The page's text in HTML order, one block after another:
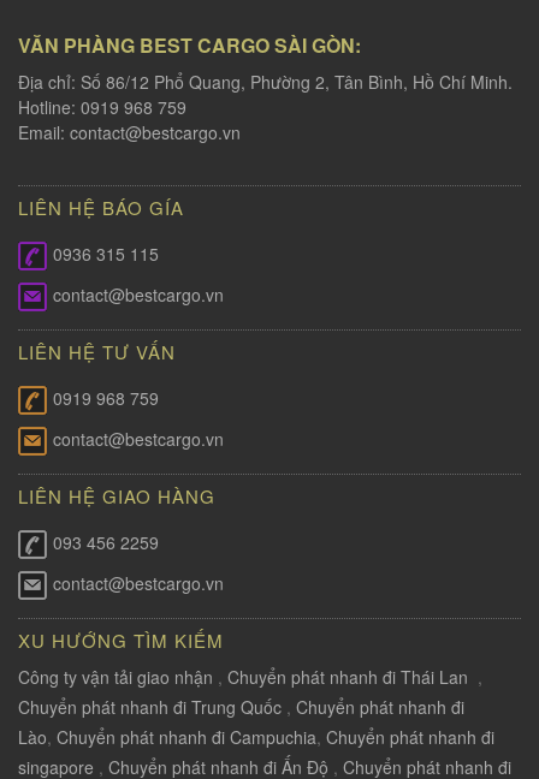
VĂN PHÀNG BEST CARGO SÀI GÒN:
Địa chỉ: Số 86/12 Phổ Quang, Phường 2, Tân Bình, Hồ Chí Minh.
Hotline: 0919 968 759
Email: contact@bestcargo.vn
LIÊN HỆ BÁO GÍA
0936 315 115
contact@bestcargo.vn
LIÊN HỆ TƯ VẤN
0919 968 759
contact@bestcargo.vn
LIÊN HỆ GIAO HÀNG
093 456 2259
contact@bestcargo.vn
XU HƯỚNG TÌM KIẾM
Công ty vận tải giao nhận , Chuyển phát nhanh đi Thái Lan ,
Chuyển phát nhanh đi Trung Quốc , Chuyển phát nhanh đi
Lào, Chuyển phát nhanh đi Campuchia, Chuyển phát nhanh đi
singapore , Chuyển phát nhanh đi Ấn Độ , Chuyển phát nhanh đi